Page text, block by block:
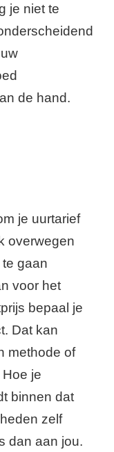
je niet te
de hand.
je uurtarief
overwegen
gaan
voor het
bepaal je
Dat kan
methode of
je
binnen dat
zelf
dan aan jou.